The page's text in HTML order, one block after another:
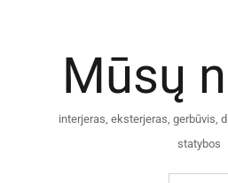
Mūsų
interjeras, eksterjeras, gerbūvis,
statybos